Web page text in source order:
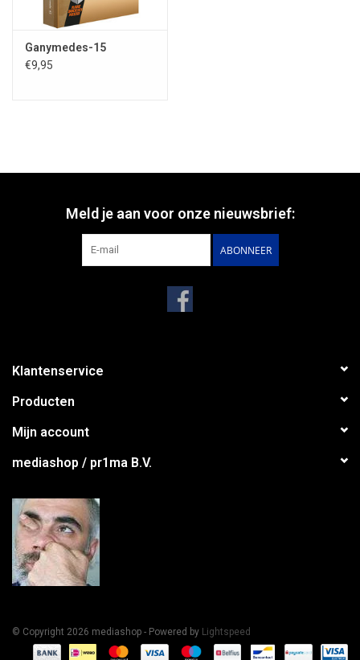
Ganymedes-15
€9,95
Meld je aan voor onze nieuwsbrief:
ABONNEER
Klantenservice
Producten
Mijn account
mediashop / pr1ma B.V.
© Copyright 2026 mediashop - Powered by Lightspeed